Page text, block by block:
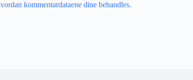
kommentardataene dine behandles.